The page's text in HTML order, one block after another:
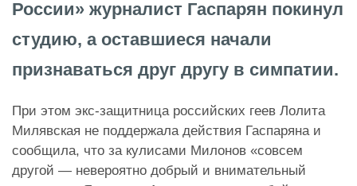
России» журналист Гаспарян покинул
студию, а оставшиеся начали
признаваться друг другу в симпатии.
При этом экс-защитница российских геев Лолита
Милявская не поддержала действия Гаспаряна и
сообщила, что за кулисами Милонов «совсем
другой — невероятно добрый и внимательный